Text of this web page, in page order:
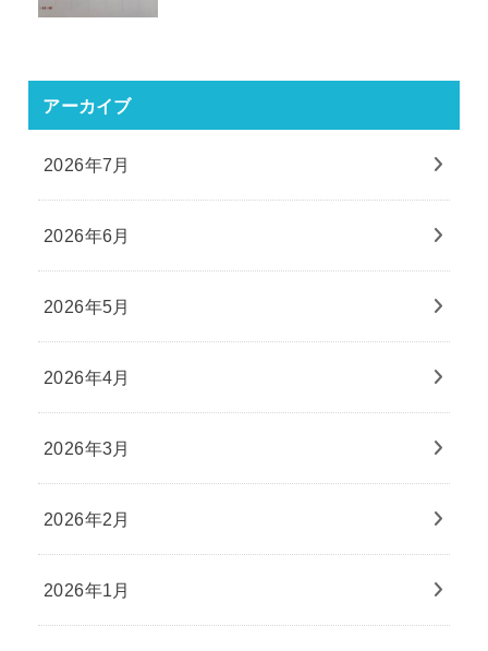
アーカイブ
2026年7月
2026年6月
2026年5月
2026年4月
2026年3月
2026年2月
2026年1月